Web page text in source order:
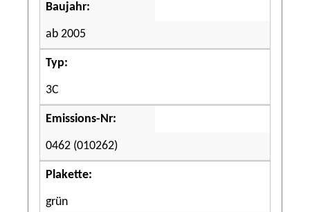
Baujahr:
ab 2005
Typ:
3C
Emissions-Nr:
0462 (010262)
Plakette:
grün